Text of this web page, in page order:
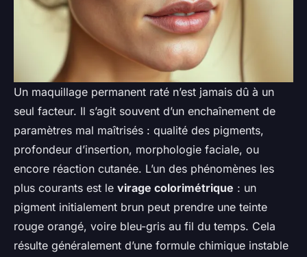
Un maquillage permanent raté n’est jamais dû à un
seul facteur. Il s’agit souvent d’un enchaînement de
paramètres mal maîtrisés : qualité des pigments,
profondeur d’insertion, morphologie faciale, ou
encore réaction cutanée. L’un des phénomènes les
plus courants est le virage colorimétrique : un
pigment initialement brun peut prendre une teinte
rouge orangé, voire bleu-gris au fil du temps. Cela
résulte généralement d’une formule chimique instable